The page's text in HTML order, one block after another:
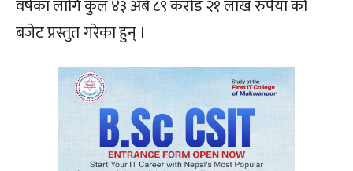
वर्षका लागि कुल ४३ अर्ब ८९ करोड २१ लाख रुपैयाँ को
बजेट प्रस्तुत गरेका हुन् ।